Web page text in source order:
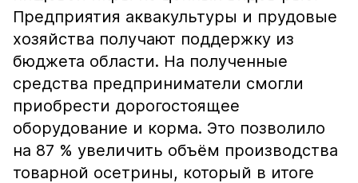
Предприятия аквакультуры и прудовые
хозяйства получают поддержку из
бюджета области. На полученные
средства предприниматели смогли
приобрести дорогостоящее
оборудование и корма. Это позволило
на 87 % увеличить объём производства
товарной осетрины, который в итоге